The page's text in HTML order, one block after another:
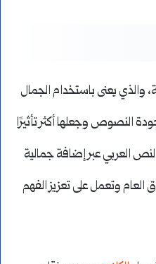
والذي يعنى باستخدام الجمال
النصوص وجعلها أكثر تأثيرًا
العربي عبر إضافة جمالية
وتعمل على تعزيز الفهم